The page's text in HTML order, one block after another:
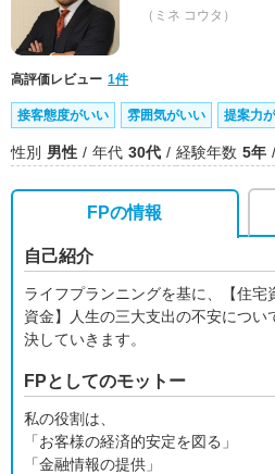
（ミネ コウタ）
高評価レビュー 1件
接客態度がいい 雰囲気がいい 提案力
性別 男性 年代 30代 経験年数 5年
FPの情報
自己紹介
ライフプランニングを基に、【住宅
資金】人生の三大支出の不安につい
決していきます。
FPとしてのモットー
私の役割は、
「お客様の経済的安定を図る」
「金融情報の提供」